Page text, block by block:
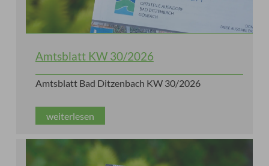
Amtsblatt KW 30/2026
Amtsblatt Bad Ditzenbach KW 30/2026
weiterlesen